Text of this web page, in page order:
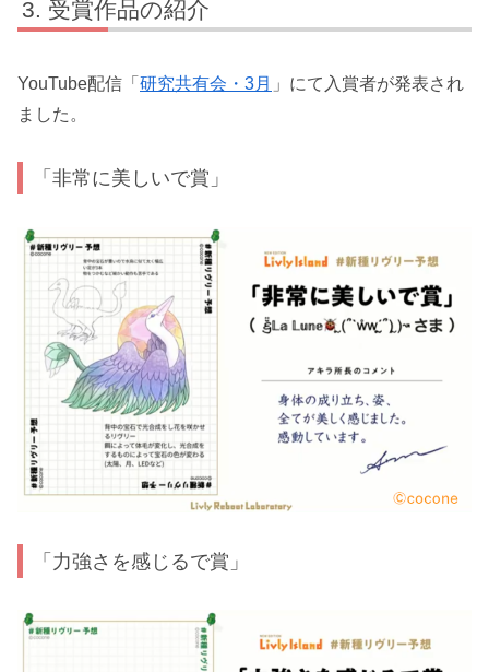
受賞作品の紹介
YouTube配信「 研究共有会・3月 」にて入賞者が発表され
ました。
「非常に美しいで賞」
「力強さを感じるで賞」